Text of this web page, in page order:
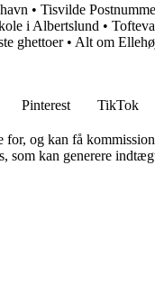
• Tisvilde
i Albertslund •
ghettoer• Alt om
Pinterest TikTok
og kan få
kan generere